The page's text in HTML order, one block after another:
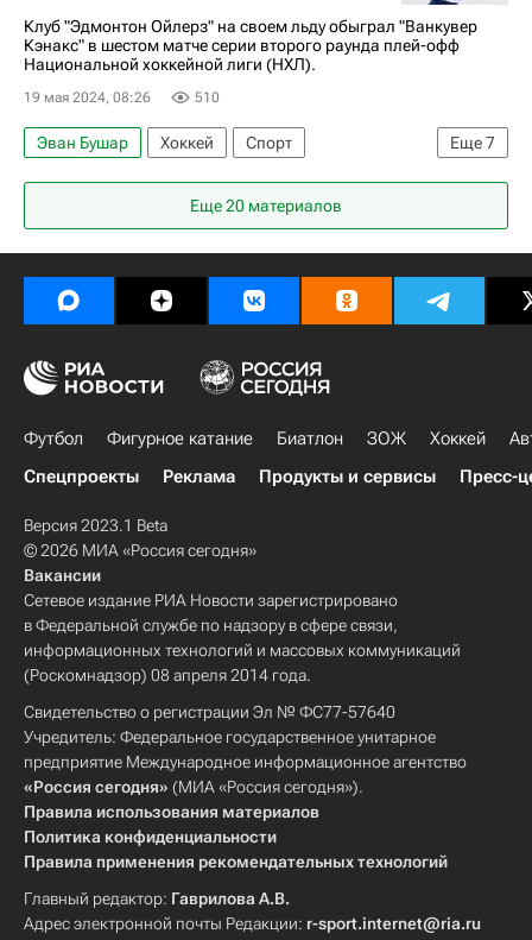
Клуб "Эдмонтон Ойлерз" на своем льду обыграл "Ванкувер
Кэнакс" в шестом матче серии второго раунда плей-офф
Национальной хоккейной лиги (НХЛ).
19 мая 2024, 08:26 510
Еще7
Эван Бушар Хоккей
Спорт
Эдмонтон Ойлерз
Ванкувер Кэнакс
Зак Хайман
Дилан Холлоуэй
Ванкувер Эдмонтон
Еще 20 материалов
Футбол Фигурное катание Биатлон ЗОЖ Хоккей
Спецпроекты
Реклама Продукты и сервисы Пресс-
Версия 2023.1 Beta
© 2026 МИА «Россия сегодня»
Вакансии
Сетевое издание РИА Новости зарегистрировано
в Федеральной службе по надзору в сфере связи,
информационных технологий и массовых коммуникаций
(Роскомнадзор) 08 апреля 2014 года.
Свидетельство о регистрации Эл № ФС77-57640
Учредитель: Федеральное государственное унитарное
предприятие Международное информационное агентство
«Россия сегодня» (МИА «Россия сегодня»).
Правила использования материалов
Политика конфиденциальности
Правила применения рекомендательных технологий
Главный редактор: Гаврилова А.В.
Адрес электронной почты Редакции: r-sport.internet@ria.ru